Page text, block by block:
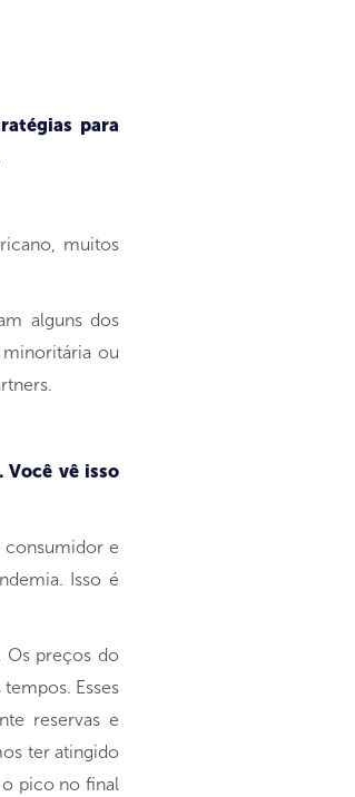
para
muitos
alguns dos
ou
Você vê isso
consumidor e
Isso é
Os preços do
Esses
reservas e
ter atingido
o pico no final